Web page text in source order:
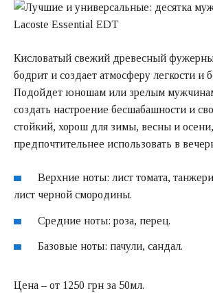
Кисловатый свежий древесный
бодрит и создает атмосферу легкости и
Подойдет юношам или зрелым
создать настроение бесшабашности и
стойкий, хорош для зимы, весны и
предпочтительнее использовать в
Верхние ноты: лист томата,
лист черной смородины.
Средние ноты: роза, перец.
Базовые ноты: пачули, сандал.
Цена – от 1250 грн за 50мл.